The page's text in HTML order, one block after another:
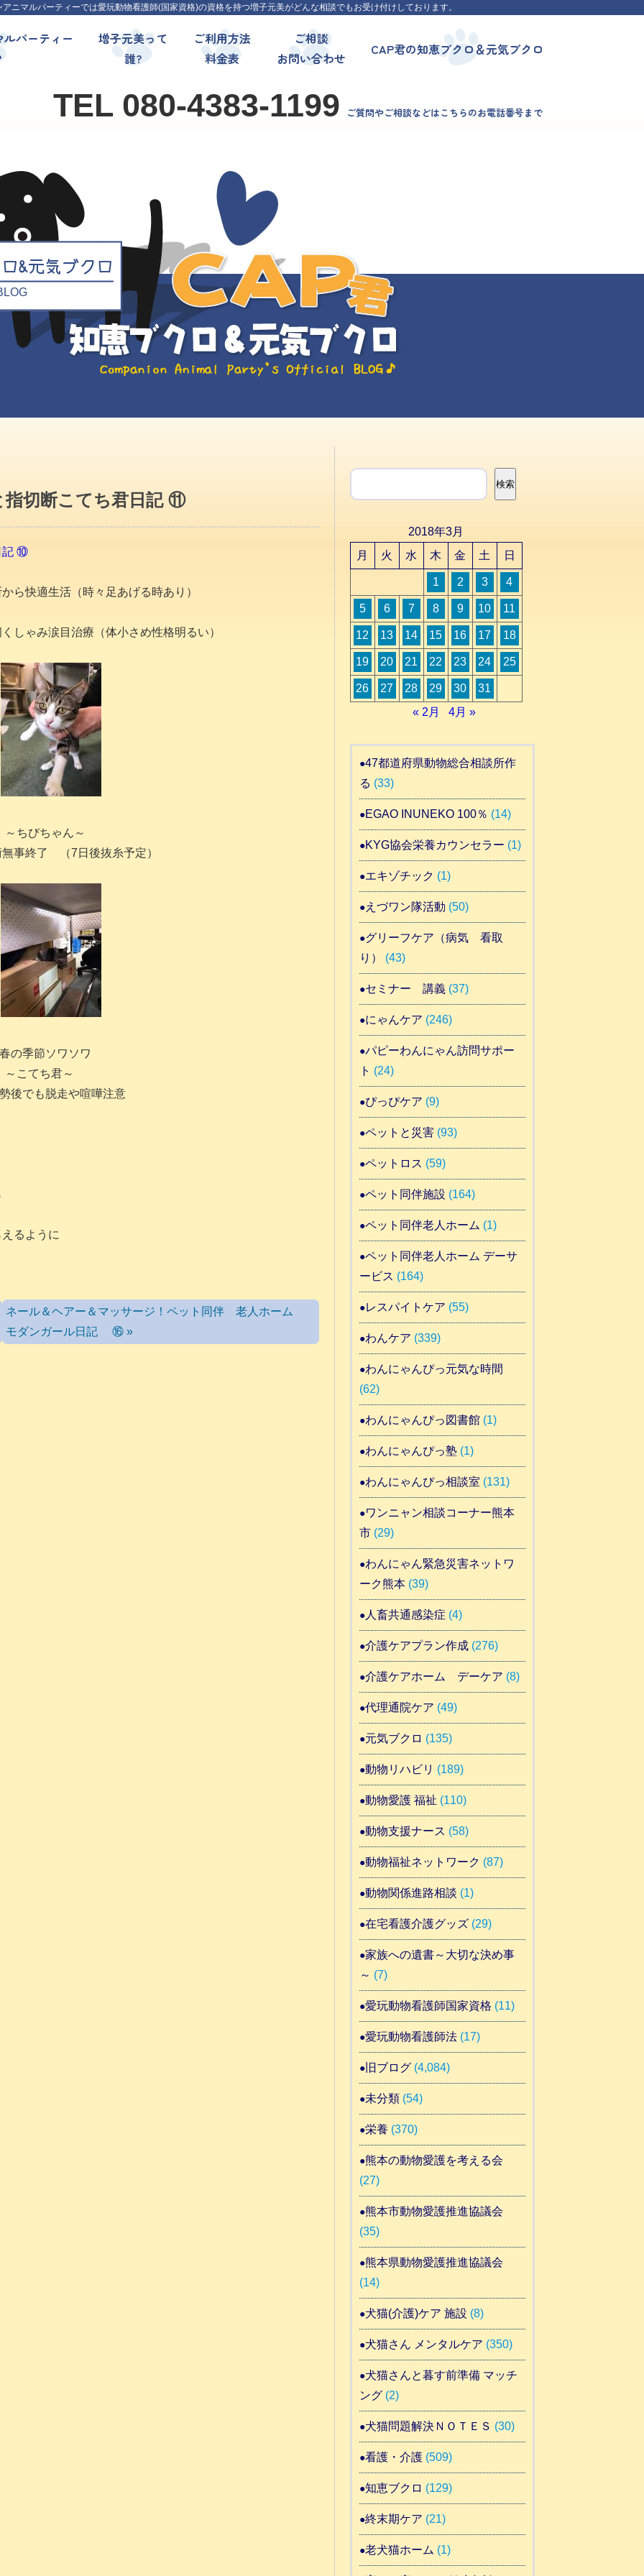
ニマルパーティーでは愛玩動物看護師(国家資格)の資格を持つ増子元美がどんな相談でもお受け付けしております。
パーティー
増子元美って
誰?
ご利用方法
料金表
ご相談
お問い合わせ
CAP君の知恵ブクロ＆元気ブクロ
TEL 080-4383-1199 ご質問やご相談などはこちらのお電話番号まで
&元気ブクロ
指切断こてち君日記 ⑪
記 ⑩
快適生活（時々足あげる時あり）
しゃみ涙目治療（体小さめ性格明るい）
～ちびちゃん～
事終了 （7日後抜糸予定）
春の季節ソワソワ
～こてち君～
後でも脱走や喧嘩注意
るように
ネール＆ヘアー＆マッサージ！ペット同伴 老人ホーム
モダンガール日記 ⑯ »
検索
検索
2018年3月
月
火 水 木 金 土 日
1 2 3 4
5 6 7 8 9 10 11
12 13 14 15 16 17 18
19 20 21 22 23 24 25
26 27 28 29 30
31
« 2月
4月 »
47都道府県動物総合相談所作
る (33)
EGAO INUNEKO 100％ (14)
KYG協会栄養カウンセラー (1)
エキゾチック (1)
えづワン隊活動 (50)
グリーフケア（病気 看取
り）
(43)
セミナー 講義(37)
にゃんケア (246)
パピーわんにゃん訪問サポー
ト (24)
ぴっぴケア (9)
ペットと災害(93)
ペットロス (59)
ペット同伴施設 (164)
ペット同伴老人ホーム (1)
ペット同伴老人ホーム デーサ
ービス (164)
レスパイトケア (55)
わんケア (339)
わんにゃんぴっ元気な時間
(62)
わんにゃんぴっ図書館(1)
わんにゃんぴっ塾(1)
わんにゃんぴっ相談室 (131)
ワンニャン相談コーナー熊本
市(29)
わんにゃん緊急災害ネットワ
ーク熊本(39)
人畜共通感染症 (4)
介護ケアプラン作成(276)
介護ケアホーム デーケア (8)
代理通院ケア (49)
元気ブクロ (135)
動物リハビリ (189)
動物愛護 福祉 (110)
動物支援ナース (58)
動物福祉ネットワーク (87)
動物関係進路相談 (1)
在宅看護介護グッズ(29)
家族への遺書～大切な決め事
～ (7)
愛玩動物看護師国家資格 (11)
愛玩動物看護師法(17)
旧ブログ(4,084)
未分類(54)
栄養 (370)
熊本の動物愛護を考える会
(27)
熊本市動物愛護推進協議会
(35)
熊本県動物愛護推進協議会
(14)
犬猫(介護)ケア 施設 (8)
犬猫さん メンタルケア (350)
犬猫さんと暮す前準備 マッチ
ング(2)
犬猫問題解決ＮＯＴＥＳ (30)
看護・介護(509)
知恵ブクロ (129)
終末期ケア (21)
老犬猫ホーム (1)